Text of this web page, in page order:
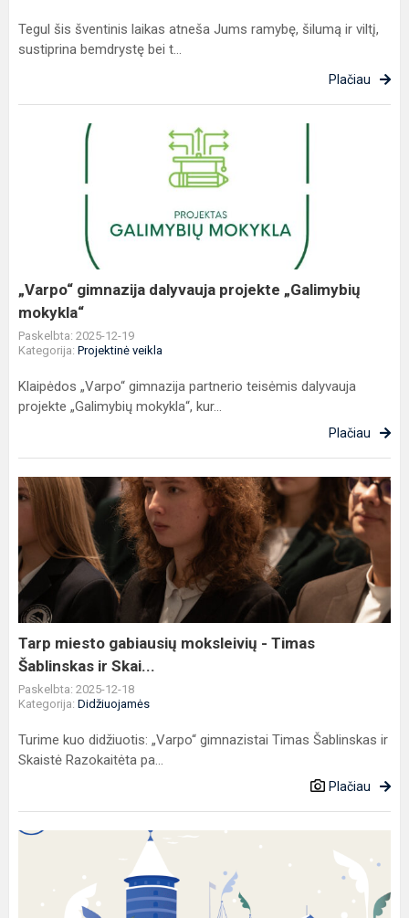
Tegul šis šventinis laikas atneša Jums ramybę, šilumą ir viltį,
sustiprina bemdrystę bei t...
Plačiau
„Varpo“ gimnazija dalyvauja projekte „Galimybių
mokykla“
Paskelbta: 2025-12-19
Kategorija: Projektinė veikla
Klaipėdos „Varpo“ gimnazija partnerio teisėmis dalyvauja
projekte „Galimybių mokykla“, kur...
Plačiau
Tarp
miesto
gabiausių
moksleivių
-
Timas
Šablinskas
ir
Skai...
Tarp miesto gabiausių moksleivių - Timas
Šablinskas ir Skai...
Paskelbta: 2025-12-18
Kategorija: Didžiuojamės
Turime kuo didžiuotis: „Varpo“ gimnazistai Timas Šablinskas ir
Skaistė Razokaitėta pa...
Plačiau
Šventinis
Arvydo